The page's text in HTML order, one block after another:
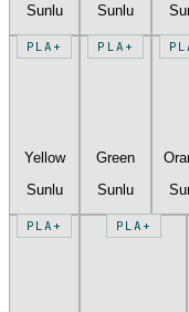
Sunlu
Sunlu
PLA+
Yellow
Sunlu
PLA+
Green
Sunlu
PLA+ PLA+